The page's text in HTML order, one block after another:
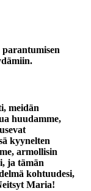
meidän
huudamme,
kyynelten
armollisin
ja tämän
kohtuudesi,
Maria!